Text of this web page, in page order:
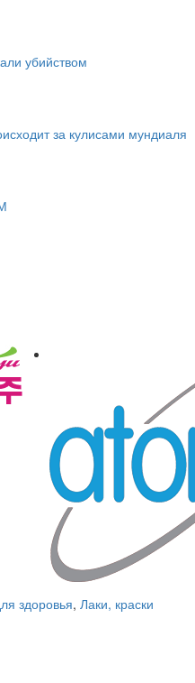
убийством
за кулисами мундиаля
здоровья, Лаки, краски